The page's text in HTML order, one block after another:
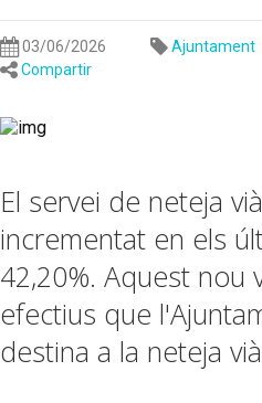
03/06/2026 Ajuntament
Compartir
El servei de neteja
incrementat en els
42,20%. Aquest nou
efectius que
destina a la neteja